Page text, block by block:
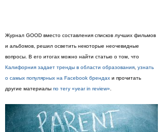
Журнал GOOD вместо составления списков лучших фильмов
и альбомов, решил осветить некоторые неочевидные
вопросы. В его итогах можно найти статью о том, что
Калифорния задает тренды в области образования узнать
о самых популярных на Facebook брендах и прочитать
другие материалы по тегу «year in review»